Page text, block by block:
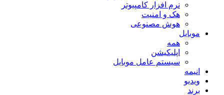
نرم افزار کامپیوتر
هک و امنیت
هوش مصنوعی
موبایل
همه
اپلیکیشن
سیستم عامل موبایل
انیمه
ویدیو
برند